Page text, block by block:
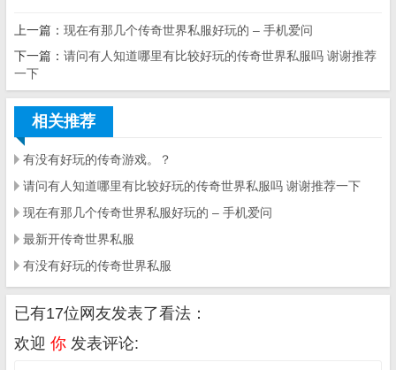
上一篇： 现在有那几个传奇世界私服好玩的 – 手机爱问
下一篇： 请问有人知道哪里有比较好玩的传奇世界私服吗 谢谢推荐
一下
相关推荐
有没有好玩的传奇游戏。？
请问有人知道哪里有比较好玩的传奇世界私服吗 谢谢推荐一下
现在有那几个传奇世界私服好玩的 – 手机爱问
最新开传奇世界私服
有没有好玩的传奇世界私服
已有17位网友发表了看法：
欢迎 你 发表评论: